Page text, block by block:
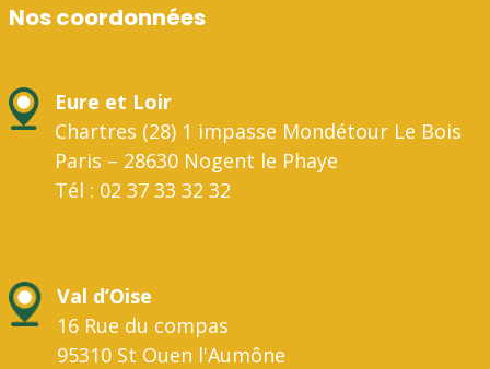
Nos coordonnées
Eure et Loir
Chartres (28) 1 impasse Mondétour Le Bois
Paris – 28630 Nogent le Phaye
Tél : 02 37 33 32 32
Val d’Oise
16 Rue du compas
95310 St Ouen l'Aumône